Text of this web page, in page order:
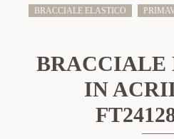
BRACCIALE ELASTICO
BRACCIALE
IN